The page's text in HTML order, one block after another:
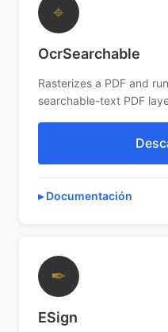
⌖
OcrSearchable
Rasterizes a PDF and
searchable-text PDF
Documentación
✒
ESign